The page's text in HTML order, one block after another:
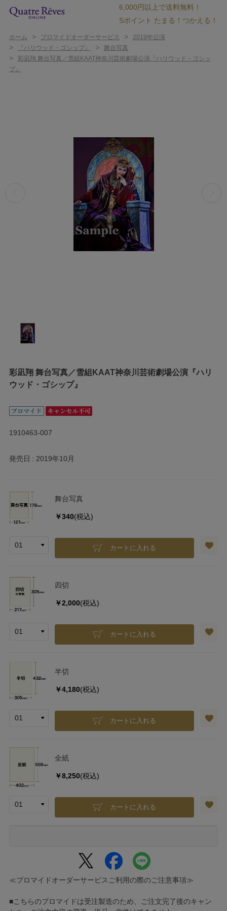
6,000円以上で送料無料！
Sポイント たまる！つかえる！
ホーム > ブロマイドオーダーサービス > 2019年公演
> 『ハリウッド・ゴシップ』 > 舞台写真
>
彩凪翔 舞台写真／雪組KAAT神奈川芸術劇場公演『ハリウッド・ゴシッ
プ』
彩凪翔 舞台写真／雪組KAAT神奈川芸術劇場公演『ハリ
ウッド・ゴシップ』
1910463-007
発売日 2019年10月
舞台写真
￥340(税込)
カートに入れる
四切
￥2,000(税込)
カートに入れる
半切
￥4,180(税込)
カートに入れる
全紙
￥8,250(税込)
カートに入れる
≪ブロマイドオーダーサービスご利用の際のご注意事項≫
■こちらのブロマイドは受注製造のため、ご注文完了後のキャン